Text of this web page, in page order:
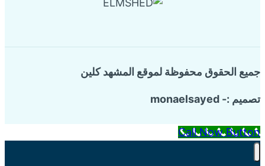
جميع الحقوق محفوظة لموقع المشهد كلين
تصميم :- monaelsayed
Call Now Button